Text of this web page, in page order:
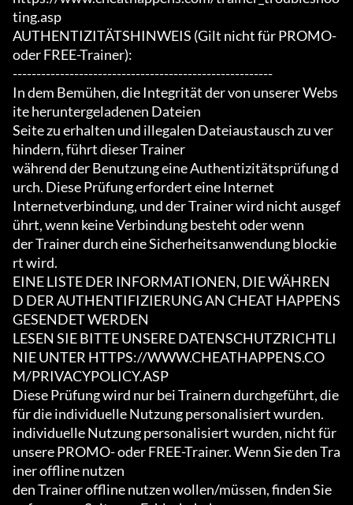
ting.asp
AUTHENTIZITÄTSHINWEIS (Gilt nicht für PROMO-
oder FREE-Trainer):
-------------------------------------------------------
In dem Bemühen, die Integrität der von unserer Webs
ite heruntergeladenen Dateien
Seite zu erhalten und illegalen Dateiaustausch zu ver
hindern, führt dieser Trainer
während der Benutzung eine Authentizitätsprüfung d
urch. Diese Prüfung erfordert eine Internet
Internetverbindung, und der Trainer wird nicht ausgef
ührt, wenn keine Verbindung besteht oder wenn
der Trainer durch eine Sicherheitsanwendung blockie
rt wird.
EINE LISTE DER INFORMATIONEN, DIE WÄHREN
D DER AUTHENTIFIZIERUNG AN CHEAT HAPPENS
GESENDET WERDEN
LESEN SIE BITTE UNSERE DATENSCHUTZRICHTLI
NIE UNTER HTTPS://WWW.CHEATHAPPENS.CO
M/PRIVACYPOLICY.ASP
Diese Prüfung wird nur bei Trainern durchgeführt, die
für die individuelle Nutzung personalisiert wurden.
individuelle Nutzung personalisiert wurden, nicht für
unsere PROMO- oder FREE-Trainer. Wenn Sie den Tra
iner offline nutzen
den Trainer offline nutzen wollen/müssen, finden Sie